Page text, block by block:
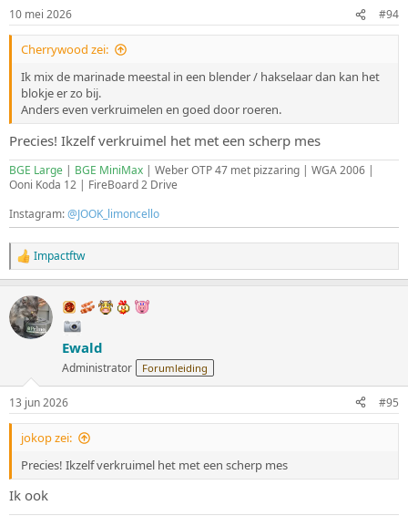
n
g
e
n
10 mei 2026 #94
Cherrywood zei:
Ik mix de marinade meestal in een blender / hakselaar dan kan het
blokje er zo bij.
Anders even verkruimelen en goed door roeren.
Precies! Ikzelf verkruimel het met een scherp mes
BGE Large | BGE MiniMax | Weber OTP 47 met pizzaring | WGA 2006 |
Ooni Koda 12 | FireBoard 2 Drive
Instagram:@JOOK_limoncello
W
a
r
d
e
e
n
Impactftw
Ewald
Administrator Forumleiding
13 jun 2026 #95
jokop zei:
Precies! Ikzelf verkruimel het met een scherp mes
Ik ook